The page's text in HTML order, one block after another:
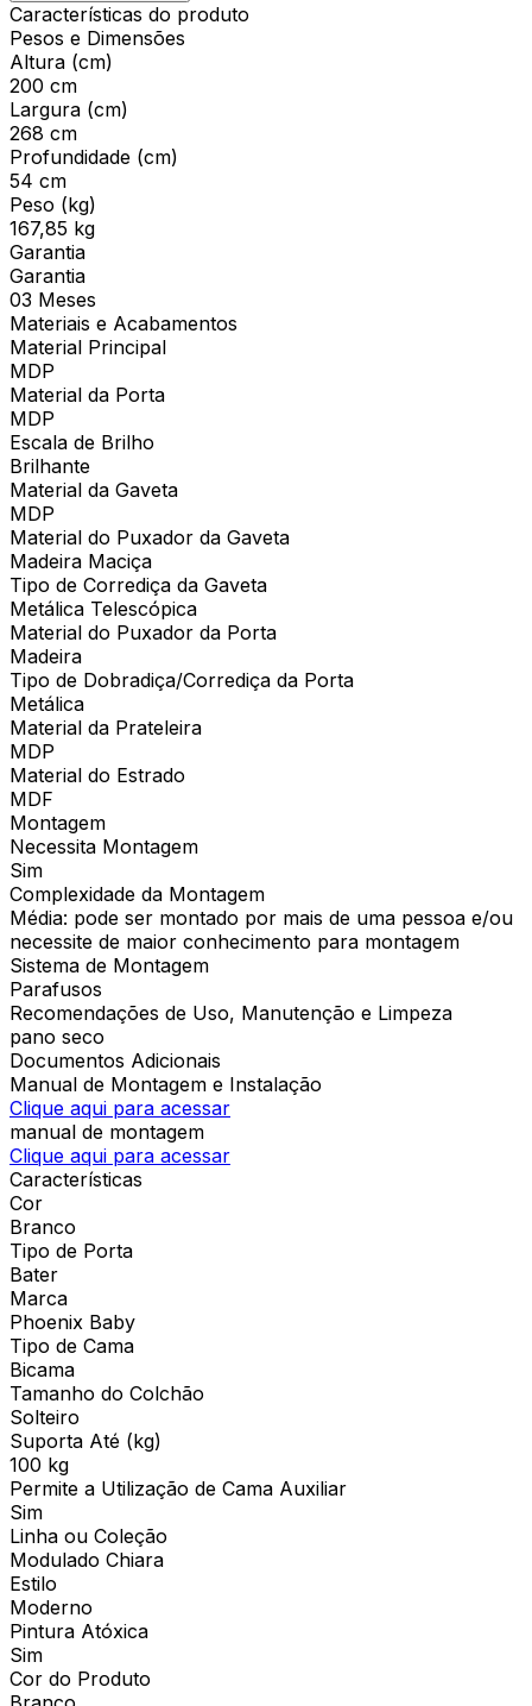
Características do produto
Pesos e Dimensões
Altura (cm)
200 cm
Largura (cm)
268 cm
Profundidade (cm)
54 cm
Peso (kg)
167,85 kg
Garantia
Garantia
03 Meses
Materiais e Acabamentos
Material Principal
MDP
Material da Porta
MDP
Escala de Brilho
Brilhante
Material da Gaveta
MDP
Material do Puxador da Gaveta
Madeira Maciça
Tipo de Corrediça da Gaveta
Metálica Telescópica
Material do Puxador da Porta
Madeira
Tipo de Dobradiça/Corrediça da Porta
Metálica
Material da Prateleira
MDP
Material do Estrado
MDF
Montagem
Necessita Montagem
Sim
Complexidade da Montagem
Média: pode ser montado por mais de uma pessoa e/ou
necessite de maior conhecimento para montagem
Sistema de Montagem
Parafusos
Recomendações de Uso, Manutenção e Limpeza
pano seco
Documentos Adicionais
Manual de Montagem e Instalação
Clique aqui para acessar
manual de montagem
Clique aqui para acessar
Características
Cor
Branco
Tipo de Porta
Bater
Marca
Phoenix Baby
Tipo de Cama
Bicama
Tamanho do Colchão
Solteiro
Suporta Até (kg)
100 kg
Permite a Utilização de Cama Auxiliar
Sim
Linha ou Coleção
Modulado Chiara
Estilo
Moderno
Pintura Atóxica
Sim
Cor do Produto